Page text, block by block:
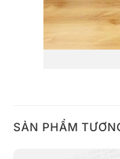
SẢN PHẨM